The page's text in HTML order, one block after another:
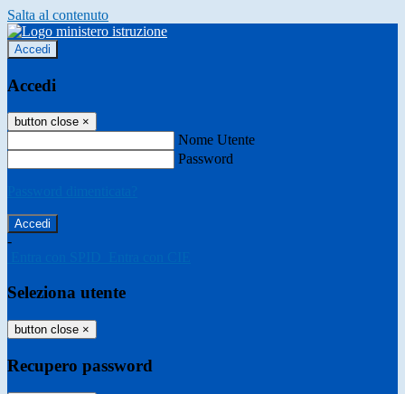
Salta al contenuto
Accedi
Accedi
button close ×
Nome Utente
Password
-
Seleziona utente
button close ×
Recupero password